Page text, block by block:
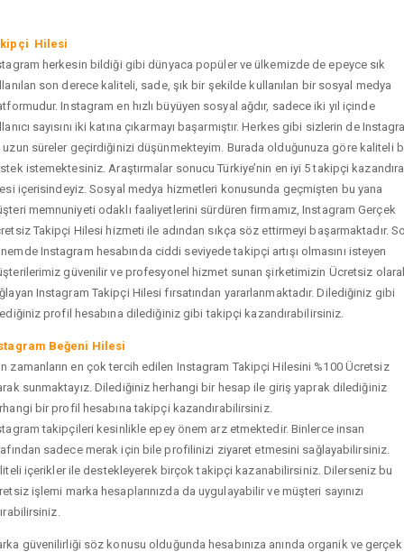
Hilesi
herkesin bildiği gibi dünyaca popüler ve ülkemizde de epeyce sık
son derece kaliteli, sade, şık bir şekilde kullanılan bir sosyal medya
Instagram en hızlı büyüyen sosyal ağdır, sadece iki yıl içinde
sayısını iki katına çıkarmayı başarmıştır. Herkes gibi sizlerin de
uzun süreler geçirdiğinizi düşünmekteyim. Burada olduğunuza göre kaliteli
istemektesiniz. Araştırmalar sonucu Türkiye’nin en iyi 5 takipçi
içerisindeyiz. Sosyal medya hizmetleri konusunda geçmişten bu yana
memnuniyeti odaklı faaliyetlerini sürdüren firmamız, Instagram Gerçek
Takipçi Hilesi hizmeti ile adından sıkça söz ettirmeyi başarmaktadır.
Instagram hesabında ciddi seviyede takipçi artışı olmasını isteyen
güvenilir ve profesyonel hizmet sunan şirketimizin Ücretsiz
Instagram Takipçi Hilesi fırsatından yararlanmaktadır. Dilediğiniz gibi
profil hesabına dilediğiniz gibi takipçi kazandırabilirsiniz.
Beğeni Hilesi
zamanların en çok tercih edilen Instagram Takipçi Hilesini %100 Ücretsiz
sunmaktayız. Dilediğiniz herhangi bir hesap ile giriş yaprak dilediğiniz
bir profil hesabına takipçi kazandırabilirsiniz.
takipçileri kesinlikle epey önem arz etmektedir. Binlerce insan
sadece merak için bile profilinizi ziyaret etmesini sağlayabilirsiniz.
içerikler ile destekleyerek birçok takipçi kazanabilirsiniz. Dilerseniz bu
işlemi marka hesaplarınızda da uygulayabilir ve müşteri sayınızı
güvenilirliği söz konusu olduğunda hesabınıza anında organik ve gerçek